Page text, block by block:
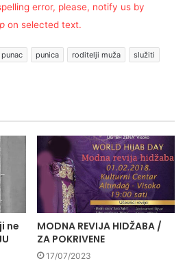
error, please, notify us by
on selected text.
punac punica roditelji muža služiti
ne
MODNA REVIJA HIDŽABA /
ZA POKRIVENE
17/07/2023